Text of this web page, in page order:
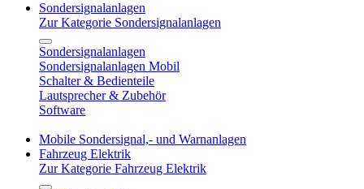
Sondersignalanlagen
Zur Kategorie Sondersignalanlagen
Sondersignalanlagen
Sondersignalanlagen Mobil
Schalter & Bedienteile
Lautsprecher & Zubehör
Software
Mobile Sondersignal,- und Warnanlagen
Fahrzeug Elektrik
Zur Kategorie Fahrzeug Elektrik